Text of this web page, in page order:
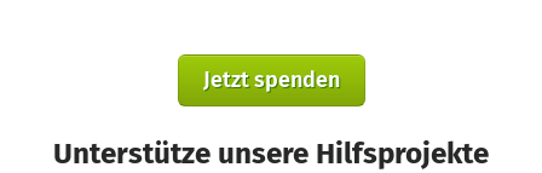
Jetzt spenden
Unterstütze unsere Hilfsprojekte